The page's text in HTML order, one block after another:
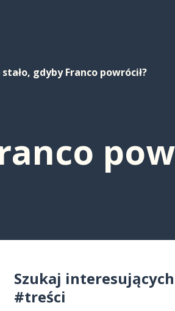
stało, gdyby Franco powrócił?
Szukaj
#treści